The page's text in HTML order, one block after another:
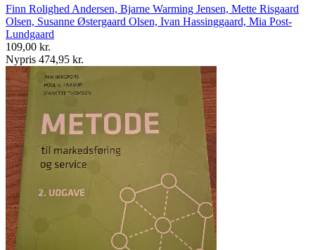
Finn Rolighed Andersen, Bjarne Warming Jensen, Mette Risgaard
Olsen, Susanne Østergaard Olsen, Ivan Hassinggaard, Mia Post-
Lundgaard
109,00 kr.
Nypris 474,95 kr.